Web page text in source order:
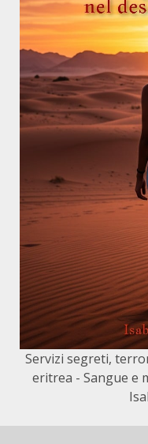
Servizi segreti,
eritrea - Sangue e